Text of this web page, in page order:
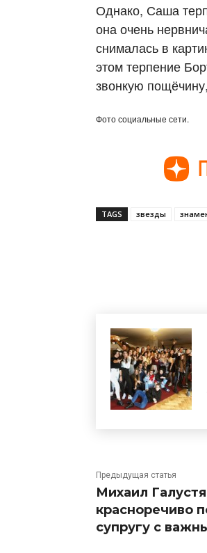
Однако, Саша
она очень
снималась в
этом терпение
звонкую
Фото социальные сети.
TAGS звезды
Предыдущая статья
Михаил
красноречиво
супругу с